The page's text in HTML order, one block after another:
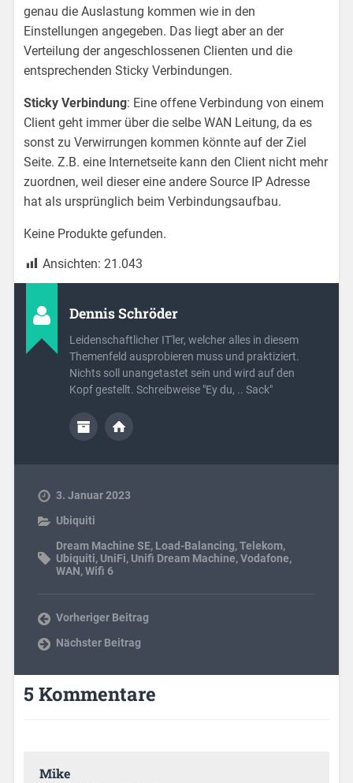
genau die Auslastung kommen wie in den
Einstellungen angegeben. Das liegt aber an der
Verteilung der angeschlossenen Clienten und die
entsprechenden Sticky Verbindungen.
Sticky Verbindung: Eine offene Verbindung von einem
Client geht immer über die selbe WAN Leitung, da es
sonst zu Verwirrungen kommen könnte auf der Ziel
Seite. Z.B. eine Internetseite kann den Client nicht mehr
zuordnen, weil dieser eine andere Source IP Adresse
hat als ursprünglich beim Verbindungsaufbau.
Keine Produkte gefunden.
Ansichten: 21.043
Dennis Schröder
Leidenschaftlicher IT'ler, welcher alles in diesem
Themenfeld ausprobieren muss und praktiziert.
Nichts soll unangetastet sein und wird auf den
Kopf gestellt. Schreibweise "Ey du, .. Sack"
3. Januar 2023
Ubiquiti
Dream Machine SE, Load-Balancing,Telekom,
Ubiquiti, UniFi, Unifi Dream Machine,Vodafone,
WAN,Wifi 6
Vorheriger Beitrag
Nächster Beitrag
5 Kommentare
Mike